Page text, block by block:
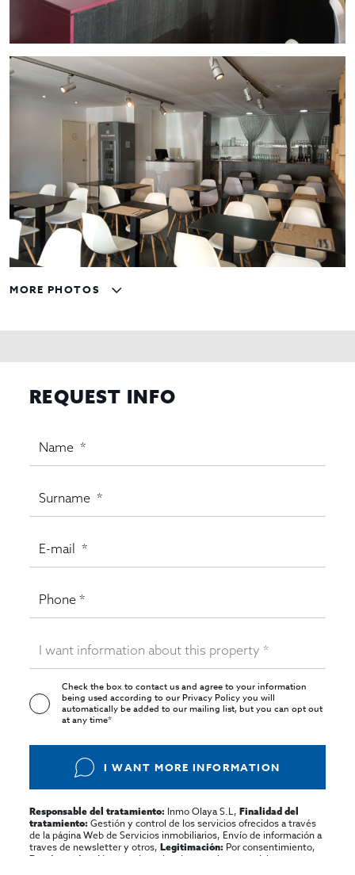
MORE PHOTOS
REQUEST INFO
Check the box to contact us and agree to your information
being used according to ourPrivacy Policyyou will
automatically be added to our mailing list, but you can opt out
at any time*
I WANT MORE INFORMATION
Responsable del tratamiento: Inmo Olaya S.L,Finalidad del
tratamiento: Gestión y control de los servicios ofrecidos a través
de la página Web de Servicios inmobiliarios, Envío de información a
traves de newsletter y otros,Legitimación: Por consentimiento,
Destinatarios:
No se cederan los datos, salvo para elaborar